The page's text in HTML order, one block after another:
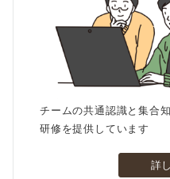
チームの共通認識と集合
研修を提供しています
詳